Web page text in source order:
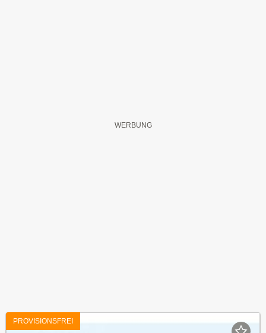
PROVISIONSFREI